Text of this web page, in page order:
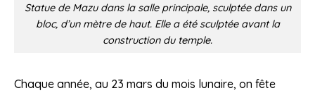
Statue de Mazu dans la salle principale, sculptée dans un
bloc, d’un mètre de haut. Elle a été sculptée avant la
construction du temple.
Chaque année, au 23 mars du mois lunaire, on fête